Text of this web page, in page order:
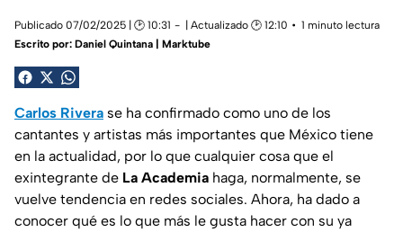
Publicado 07/02/2025 | 🕑 10:31 | Actualizado 🕑 12:10
1 minuto lectura
Escrito por: Daniel Quintana | Marktube
Carlos Rivera se ha confirmado como uno de los
cantantes y artistas más importantes que México tiene
en la actualidad, por lo que cualquier cosa que el
exintegrante de La Academia haga, normalmente, se
vuelve tendencia en redes sociales. Ahora, ha dado a
conocer qué es lo que más le gusta hacer con su ya